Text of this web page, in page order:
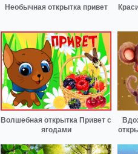
Необычная открытка привет
Волшебная открытка Привет с
ягодами